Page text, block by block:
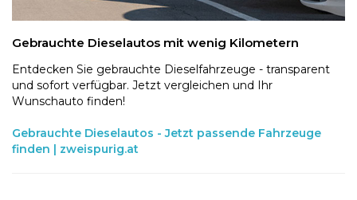
Gebrauchte Dieselautos mit wenig Kilometern
Entdecken Sie gebrauchte Dieselfahrzeuge - transparent
und sofort verfügbar. Jetzt vergleichen und Ihr
Wunschauto finden!
Gebrauchte Dieselautos - Jetzt passende Fahrzeuge
finden | zweispurig.at